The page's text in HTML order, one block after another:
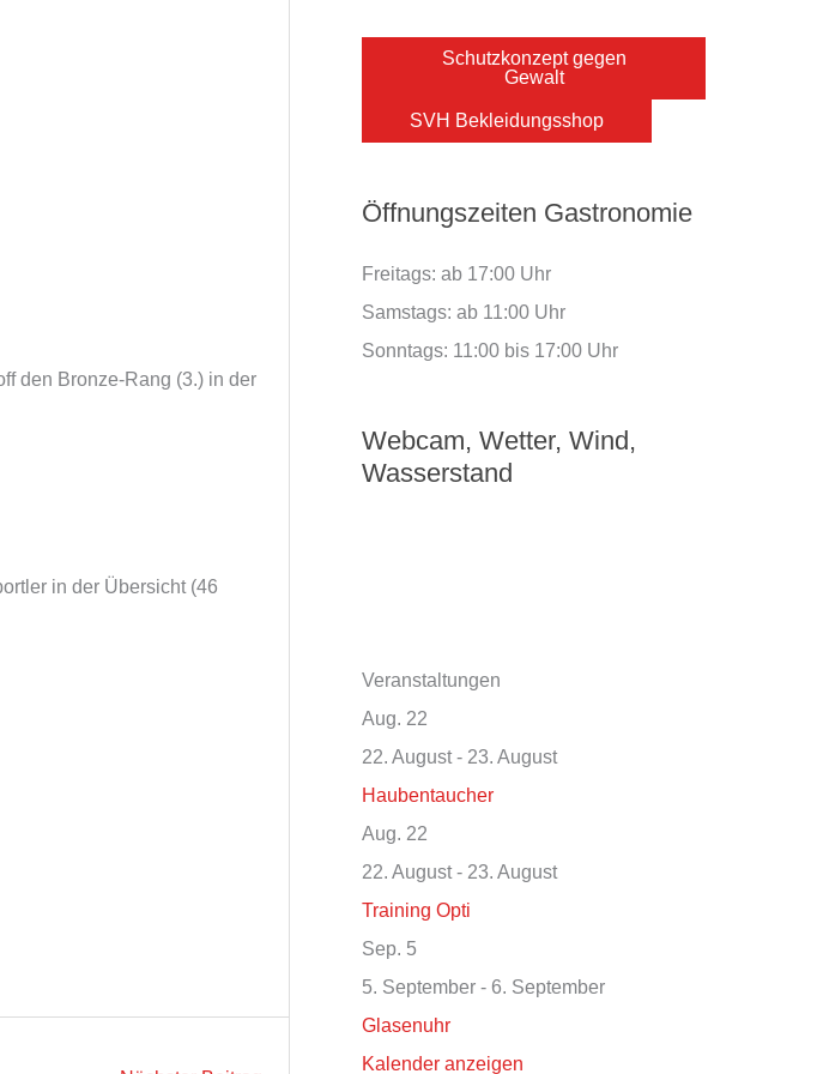
den Bronze-Rang (3.) in der
in der Übersicht (46
Schutzkonzept gegen
Gewalt
SVH Bekleidungsshop
Öffnungszeiten Gastronomie
Freitags: ab 17:00 Uhr
Samstags: ab 11:00 Uhr
Sonntags: 11:00 bis 17:00 Uhr
Webcam, Wetter, Wind,
Wasserstand
Veranstaltungen
Aug. 22
22. August- 23. August
Haubentaucher
Aug. 22
22. August- 23. August
Training Opti
Sep. 5
5. September - 6. September
Glasenuhr
Kalender anzeigen